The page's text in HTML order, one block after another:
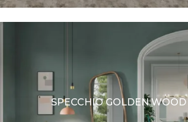
SPECCHIO GOLDEN WOOD